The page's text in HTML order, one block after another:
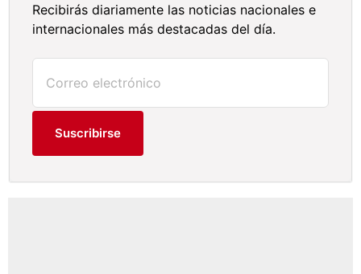
Recibirás diariamente las noticias nacionales e
internacionales más destacadas del día.
Suscribirse